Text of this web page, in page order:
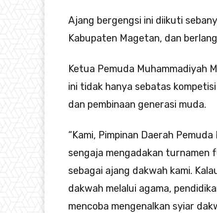
Ajang bergengsi ini diikuti
Kabupaten Magetan, dan
Ketua Pemuda Muhammadiyah
ini tidak hanya sebatas
dan pembinaan generasi muda.
“Kami, Pimpinan Daerah
sengaja mengadakan turnamen
sebagai ajang dakwah kami.
dakwah melalui agama,
mencoba mengenalkan syiar